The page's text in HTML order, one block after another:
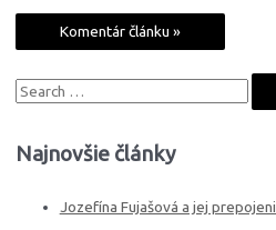
S
aNajnovšie články
Jozefína Fujašová a jej